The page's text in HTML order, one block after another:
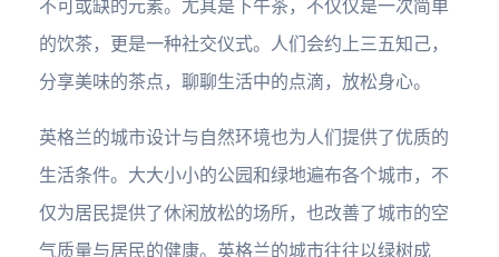
不可或缺的元素。尤其是下午茶，不仅仅是一次简单
的饮茶，更是一种社交仪式。人们会约上三五知己，
分享美味的茶点，聊聊生活中的点滴，放松身心。
英格兰的城市设计与自然环境也为人们提供了优质的
生活条件。大大小小的公园和绿地遍布各个城市，不
仅为居民提供了休闲放松的场所，也改善了城市的空
气质量与居民的健康。英格兰的城市往往以绿树成